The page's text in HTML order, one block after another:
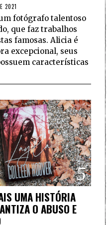
2021
fotógrafo talentoso
que faz trabalhos
famosas. Alicia é
excepcional, seus
características
5
UMA HISTÓRIA
O ABUSO E